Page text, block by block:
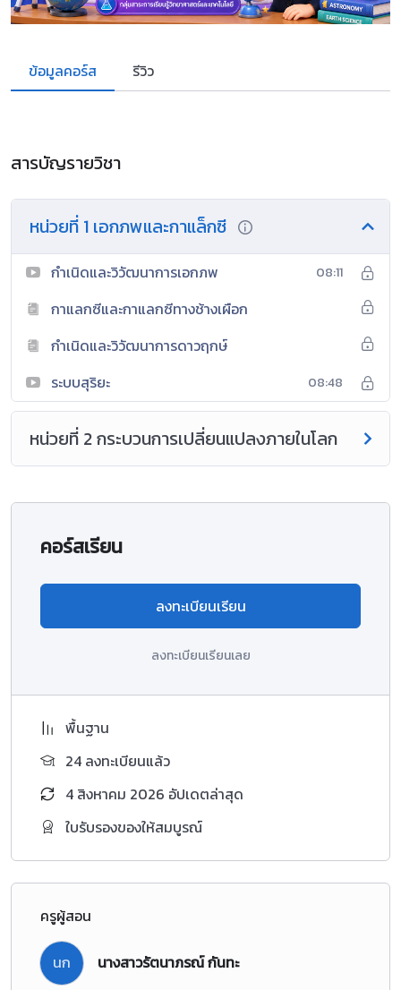
ข้อมูลคอร์ส รีวิว
สารบัญรายวิชา
หน่วยที่ 1 เอกภพและกาแล็กซี
กำเนิดและวิวัฒนาการเอกภพ 08:11
กาแลกซีและกาแลกซีทางช้างเผือก
กำเนิดและวิวัฒนาการดาวฤกษ์
ระบบสุริยะ
08:48
หน่วยที่ 2 กระบวนการเปลี่ยนแปลงภายในโลก
คอร์สเรียน
ลงทะเบียนเรียน
ลงทะเบียนเรียนเลย
พื้นฐาน
24 ลงทะเบียนแล้ว
4 สิงหาคม 2026 อัปเดตล่าสุด
ใบรับรองของให้สมบูรณ์
ครูผู้สอน
นก นางสาวรัตนาภรณ์ กันทะ